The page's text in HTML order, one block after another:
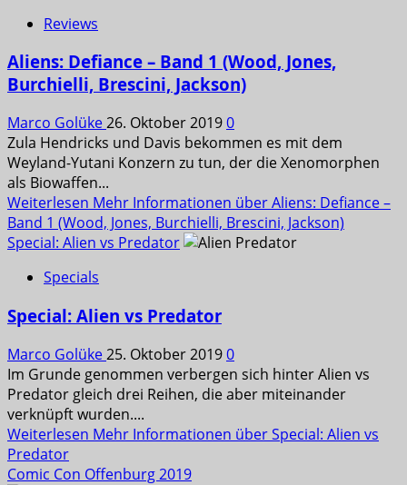
Reviews
Aliens: Defiance – Band 1 (Wood, Jones,
Burchielli, Brescini, Jackson)
Marco Golüke26. Oktober 20190
Zula Hendricks und Davis bekommen es mit dem
Weyland-Yutani Konzern zu tun, der die Xenomorphen
als Biowaffen...
Weiterlesen Mehr Informationen über Aliens: Defiance –
Band 1 (Wood, Jones, Burchielli, Brescini, Jackson)
Special: Alien vs Predator
Specials
Special: Alien vs Predator
Marco Golüke25. Oktober 20190
Im Grunde genommen verbergen sich hinter Alien vs
Predator gleich drei Reihen, die aber miteinander
verknüpft wurden....
Weiterlesen Mehr Informationen über Special: Alien vs
Predator
Comic Con Offenburg 2019